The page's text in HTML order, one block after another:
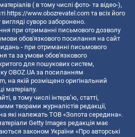
( в тому числі фото- та відео-),
https://www.obozrevatel.com та всіх його
суворо заборонено.
при отриманні письмового дозволу
обов'язкового посилання на сайт
- при отриманні письмового
та за умови обов'язкового
для пошукових систем,
OBOZ.UA за посиланням
, на якій розміщено оригінальний
матеріалу.
в тому числі інтерв’ю, статті,
творами журналістів редакції,
які належать ТОВ «Золота середина».
Getty Images редакція має
законом України «Про авторські